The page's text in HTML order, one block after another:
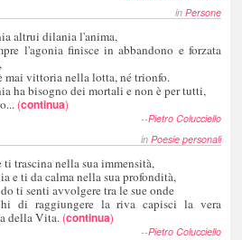
in Persone
altrui dilania l'anima,
l'agonia finisce in abbandono e forzata
mai vittoria nella lotta, né trionfo.
ha bisogno dei mortali e non è per tutti,
(continua)
--Pietro Colucciello
in Poesie personali
ti trascina nella sua immensità,
e ti da calma nella sua profondità,
ti senti avvolgere tra le sue onde
di raggiungere la riva capisci la vera
della Vita. (continua)
--Pietro Colucciello